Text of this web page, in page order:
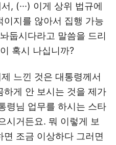
, (···) 이게 상위 법규에
이지를 않아서 집행 가능
둡시다라고 말씀을 드리
혹시 나십니까?
느낀 것은 대통령께서
하게 안 보시는 것을 제가
령님 업무를 하시는 스타
시거든요. 뭐 이렇게 보
조금 이상하다 그러면